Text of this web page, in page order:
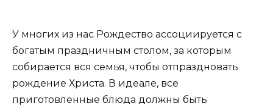
У многих из нас Рождество ассоциируется с
богатым праздничным столом, за которым
собирается вся семья, чтобы отпраздновать
рождение Христа. В идеале, все
приготовленные блюда должны быть